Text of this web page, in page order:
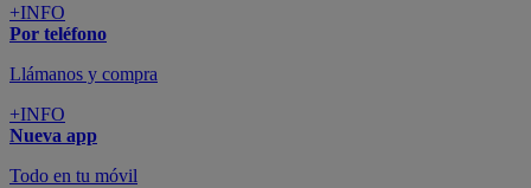
+INFO
Por teléfono
Llámanos y compra
+INFO
Nueva app
Todo en tu móvil